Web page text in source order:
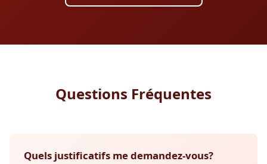
Questions Fréquentes
Quels justificatifs me demandez-vous?